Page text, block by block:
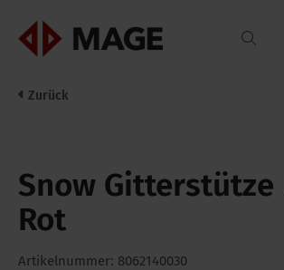
Mageroof
Zurück
Snow Gitterstütze
Rot
Artikelnummer: 8062140030